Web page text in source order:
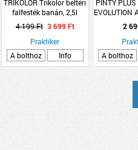
TRIKOLOR Trikolor beltéri
falfesték banán, 2,5l
4 199 Ft 3 699 Ft
Praktiker
A bolthoz
Info
PINTY
EVOLUTION
400ML
2
A bolthoz